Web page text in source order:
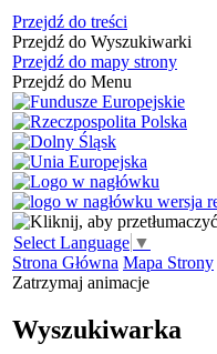
Przejdź do treści
Przejdź do Wyszukiwarki
Przejdź do mapy strony
Przejdź do Menu
Select Language ▼
Strona Główna Mapa Strony
Zatrzymaj animacje
Wyszukiwarka